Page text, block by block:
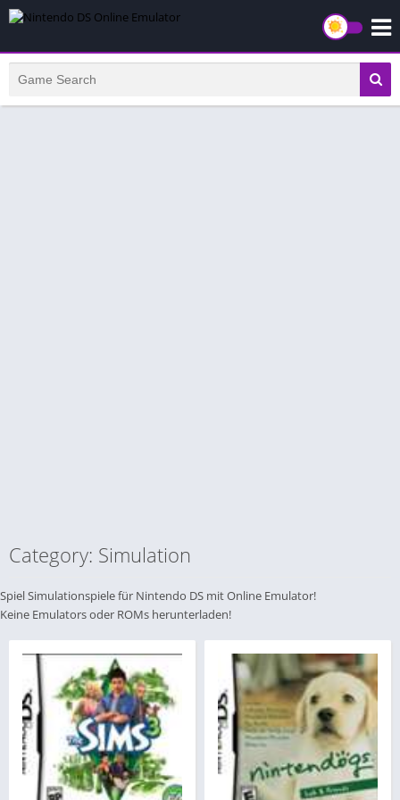
Category: Simulation
Spiel Simulationspiele für Nintendo DS mit Online Emulator!
Keine Emulators oder ROMs herunterladen!